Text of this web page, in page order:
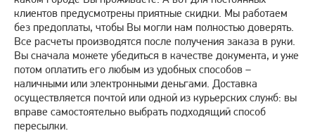
клиентов предусмотрены приятные скидки. Мы работаем
без предоплаты, чтобы Вы могли нам полностью доверять.
Все расчеты производятся после получения заказа в руки.
Вы сначала можете убедиться в качестве документа, и уже
потом оплатить его любым из удобных способов –
наличными или электронными деньгами. Доставка
осуществляется почтой или одной из курьерских служб: вы
вправе самостоятельно выбрать подходящий способ
пересылки.